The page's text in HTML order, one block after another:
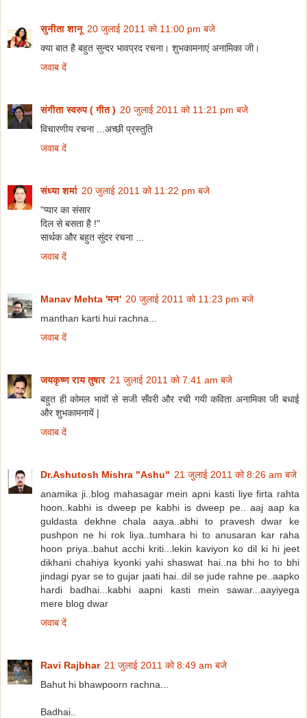
सुनीता शानू 20 जुलाई 2011 को 11:00 pm बजे
क्या बात है बहुत सुन्दर भावप्रद रचना। शुभकामनाएं अनामिका जी।
जवाब दें
संगीता स्वरुप ( गीत ) 20 जुलाई 2011 को 11:21 pm बजे
विचारणीय रचना ...अच्छी प्रस्तुति
जवाब दें
संध्या शर्मा 20 जुलाई 2011 को 11:22 pm बजे
"प्यार का संसार
दिल से बसता है !"
सार्थक और बहुत सुंदर रचना ...
जवाब दें
Manav Mehta 'मन' 20 जुलाई 2011 को 11:23 pm बजे
manthan karti hui rachna...
जवाब दें
जयकृष्ण राय तुषार 21 जुलाई 2011 को 7:41 am बजे
बहुत ही कोमल भावों से सजी सँवरी और रची गयी कविता अनामिका जी बधाई
और शुभकामनायें |
जवाब दें
Dr.Ashutosh Mishra "Ashu" 21 जुलाई 2011 को 8:26 am बजे
anamika ji..blog mahasagar mein apni kasti liye firta rahta
hoon..kabhi is dweep pe kabhi is dweep pe.. aaj aap ka
guldasta dekhne chala aaya..abhi to pravesh dwar ke
pushpon ne hi rok liya..tumhara hi to anusaran kar raha
hoon priya..bahut acchi kriti...lekin kaviyon ko dil ki hi jeet
dikhani chahiya kyonki yahi shaswat hai..na bhi ho to bhi
jindagi pyar se to gujar jaati hai..dil se jude rahne pe..aapko
hardi badhai...kabhi aapni kasti mein sawar...aayiyega
mere blog dwar
जवाब दें
Ravi Rajbhar 21 जुलाई 2011 को 8:49 am बजे
Bahut hi bhawpoorn rachna...
Badhai..